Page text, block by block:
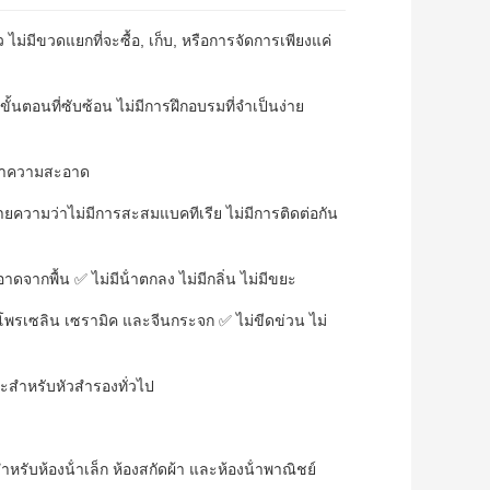
ม่มีขวดแยกที่จะซื้อ, เก็บ, หรือการจัดการเพียงแค่
ตอนที่ซับซ้อน ไม่มีการฝึกอบรมที่จําเป็นง่าย
ความสะอาด
ความว่าไม่มีการสะสมแบคทีเรีย ไม่มีการติดต่อกัน
าดจากพื้น ✅ ไม่มีน้ําตกลง ไม่มีกลิ่น ไม่มีขยะ
เซลิน เซรามิค และจีนกระจก ✅ ไม่ขีดข่วน ไม่
สําหรับหัวสํารองทั่วไป
หรับห้องน้ําเล็ก ห้องสกัดผ้า และห้องน้ําพาณิชย์